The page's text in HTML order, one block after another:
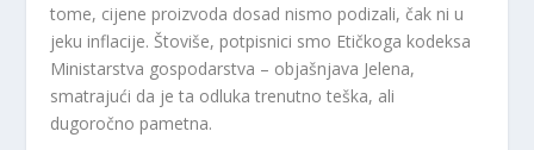
tome, cijene proizvoda dosad nismo podizali, čak ni u
jeku inflacije. Štoviše, potpisnici smo Etičkoga kodeksa
Ministarstva gospodarstva – objašnjava Jelena,
smatrajući da je ta odluka trenutno teška, ali
dugoročno pametna.